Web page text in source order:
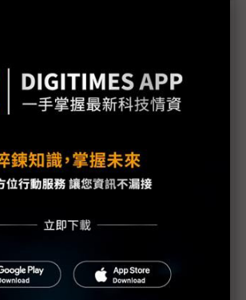
議惹議 DX部門擬投下反對票
危機解除後 高額獎金未能撫平深層
議部門待遇落差12倍 內部隱憂恐已
分紅還是拚擴產？ 三星、SK海力士
韓「半導體依賴症」能躲過下次危